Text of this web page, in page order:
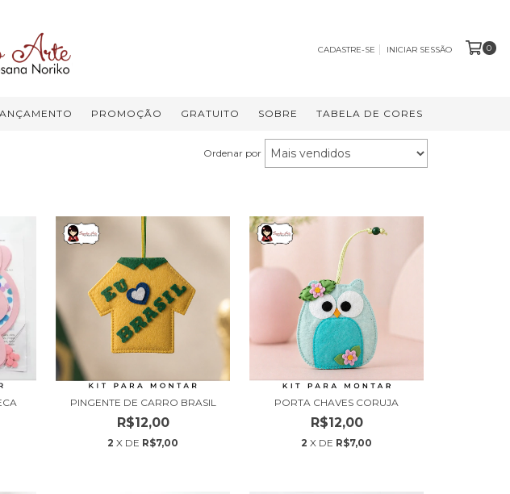
CADASTRE-SE INICIAR SESSÃO 0
PROMOÇÃO GRATUITO SOBRE TABELA DE CORES
Ordenar por
PINGENTE DE CARRO BRASIL
R$12,00
2 X DE R$7,00
PORTA CHAVES CORUJA
R$12,00
2 X DE R$7,00